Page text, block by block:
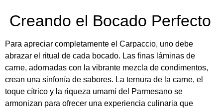
Creando el Bocado Perfecto
Para apreciar completamente el Carpaccio, uno debe
abrazar el ritual de cada bocado. Las finas láminas de
carne, adornadas con la vibrante mezcla de condimentos,
crean una sinfonía de sabores. La ternura de la carne, el
toque cítrico y la riqueza umami del Parmesano se
armonizan para ofrecer una experiencia culinaria que